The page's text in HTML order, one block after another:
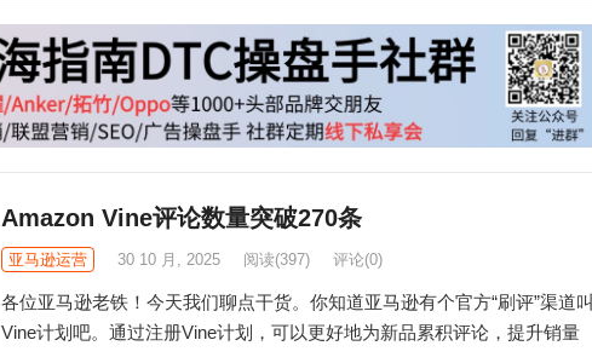
Amazon Vine评论数量突破270条
亚马逊运营 30 10 月, 2025 阅读(397) 评论(0)
各位亚马逊老铁！今天我们聊点干货。你知道亚马逊有个官方“刷评”渠道叫
Vine计划吧。通过注册Vine计划，可以更好地为新品累积评论，提升销量